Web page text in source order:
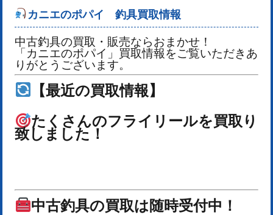
カニエのポパイ 釣具買取情報
中古釣具の買取・販売ならおまかせ！
「カニエのポパイ」買取情報をご覧いただきあ
りがとうございます。
【最近の買取情報】
たくさんのフライリールを買取り
致しました！
中古釣具の買取は随時受付中！